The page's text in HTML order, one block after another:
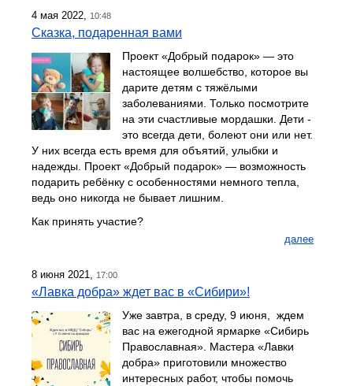
4 мая 2022, 10:48
Сказка, подаренная вами
Проект «Добрый подарок» — это
настоящее волшебство, которое вы
дарите детям с тяжёлыми
заболеваниями. Только посмотрите
на эти счастливые мордашки. Дети -
это всегда дети, болеют они или нет.
У них всегда есть время для объятий, улыбки и
надежды. Проект «Добрый подарок» — возможность
подарить ребёнку с особенностями немного тепла,
ведь оно никогда не бывает лишним.
Как принять участие?
далее
8 июня 2021, 17:00
«Лавка добра» ждет вас в «Сибири»!
Уже завтра, в среду, 9 июня, ждем
вас на ежегодной ярмарке «Сибирь
Православная». Мастера «Лавки
добра» приготовили множество
интересных работ, чтобы помочь